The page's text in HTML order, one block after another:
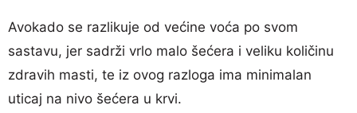
Avokado se razlikuje od većine voća po svom
sastavu, jer sadrži vrlo malo šećera i veliku količinu
zdravih masti, te iz ovog razloga ima minimalan
uticaj na nivo šećera u krvi.